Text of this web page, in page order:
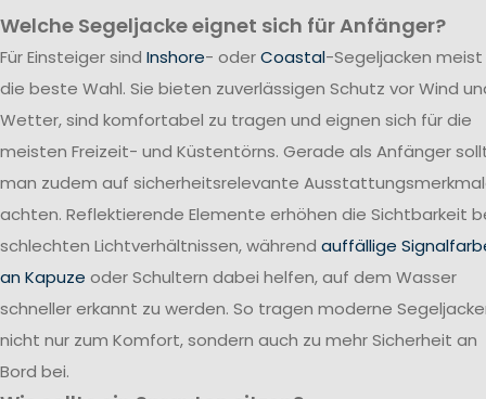
Welche Segeljacke eignet sich für Anfänger?
Für Einsteiger sind Inshore- oderCoastal-Segeljacken meist
die beste Wahl. Sie bieten zuverlässigen Schutz vor Wind
Wetter, sind komfortabel zu tragen und eignen sich für die
meisten Freizeit- und Küstentörns. Gerade als Anfänger
man zudem auf sicherheitsrelevante
achten. Reflektierende Elemente erhöhen die Sichtbarkeit
schlechten Lichtverhältnissen, während auffällige
an Kapuze oder Schultern dabei helfen, auf dem Wasser
schneller erkannt zu werden. So tragen moderne
nicht nur zum Komfort, sondern auch zu mehr Sicherheit an
Bord bei.